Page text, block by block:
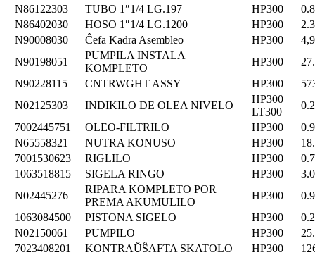
N86122303
TUBO 1″1/4 LG.197 HP300
N86402030
HOSO 1″1/4 LG.1200 HP300
N90008030
Ĉefa Kadra Asembleo HP300
N90198051
PUMPILA INSTALA
KOMPLETO
HP300
N90228115
CNTRWGHT ASSY HP300
N02125303
INDIKILO DE OLEA NIVELO
HP300
LT300
7002445751
OLEO-FILTRILO HP300
N65558321
NUTRA KONUSO HP300
7001530623
RIGLILO HP300
1063518815
SIGELA RINGO HP300
N02445276
RIPARA KOMPLETO POR
PREMA AKUMULILO
HP300
1063084500
PISTONA SIGELO HP300
N02150061
PUMPILO HP300
7023408201
KONTRAŬŜAFTA SKATOLO HP300